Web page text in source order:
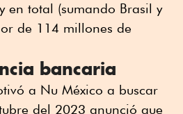
en total (sumando Brasil y
de 114 millones de
bancaria
a Nu México a buscar
del 2023 anunció que